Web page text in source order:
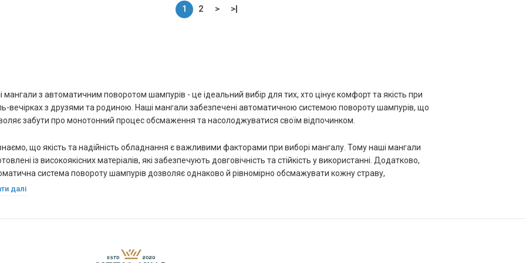
1 2 > >|
мангали з автоматичним поворотом шампурів - це ідеальний вибір для тих, хто цінує комфорт та якість при
вечірках з друзями та родиною. Наші мангали забезпечені автоматичною системою повороту шампурів, що
забути про монотонний процес обсмаження та насолоджуватися своїм відпочинком.
що якість та надійність обладнання є важливими факторами при виборі мангалу. Тому наші мангали
із високоякісних матеріалів, які забезпечують довговічність та стійкість у використанні. Додатково,
система повороту шампурів дозволяє однаково й рівномірно обсмажувати кожну страву,
насичений та ідеальний смак.
далі